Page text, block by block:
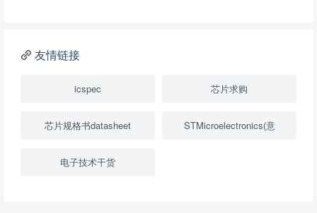
降压转换器（继承开关）
USB隔离器 1
友情链接
icspec 芯片求购
芯片规格书datasheet STMicroelectronics(意
电子技术干货